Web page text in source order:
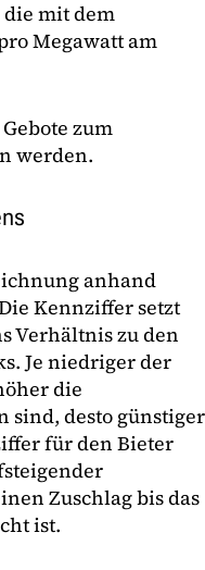
mit dem
Megawatt am
zum
werden.
anhand
Kennziffer setzt
Verhältnis zu den
Je niedriger der
die
sind, desto günstiger
für den Bieter
Zuschlag bis das
ist.